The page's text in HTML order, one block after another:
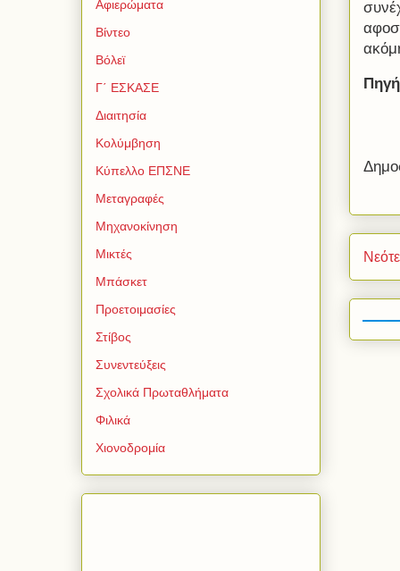
Αφιερώματα
Βίντεο
Βόλεϊ
Γ΄ ΕΣΚΑΣΕ
Διαιτησία
Κολύμβηση
Κύπελλο ΕΠΣΝΕ
Μεταγραφές
Μηχανοκίνηση
Μικτές
Μπάσκετ
Προετοιμασίες
Στίβος
Συνεντεύξεις
Σχολικά Πρωταθλήματα
Φιλικά
Χιονοδρομία